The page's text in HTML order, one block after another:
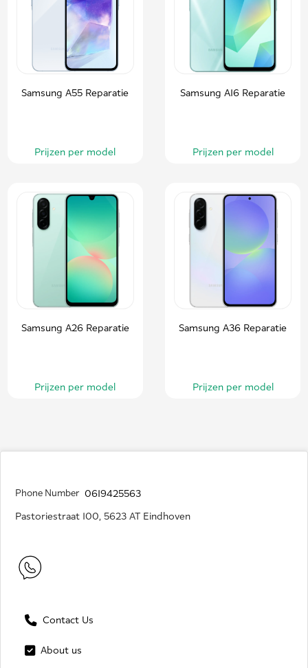
Samsung A55 Reparatie
Prijzen per model
Samsung A16 Reparatie
Prijzen per model
Samsung A26 Reparatie
Prijzen per model
Samsung A36 Reparatie
Prijzen per model
Phone Number 0619425563
Pastoriestraat 100, 5623 AT Eindhoven
Contact Us
About us